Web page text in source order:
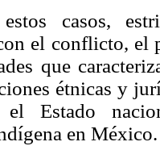
casos,
el conflicto, el
que
étnicas y
Estado
en México.